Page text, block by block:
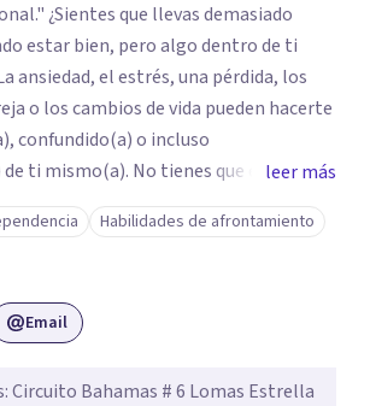
demasiado
estar bien, pero algo dentro de ti
o los cambios de vida pueden hacerte
confundido(a) o incluso
ti mismo(a). No tienes que enfrentar
espacio seguro,
en la empatía, el respeto y la
juntos comprenderemos qué está
con herramientas respaldadas
ayudarte a recuperar tu bienestar.
superar la ansiedad, la depresión, el
leer más
Habilidades de afrontamiento
Email
Bahamas # 6 Lomas Estrella